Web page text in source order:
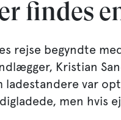
findes
rejse begyndte
Kristian
ladestandere var
men hvis